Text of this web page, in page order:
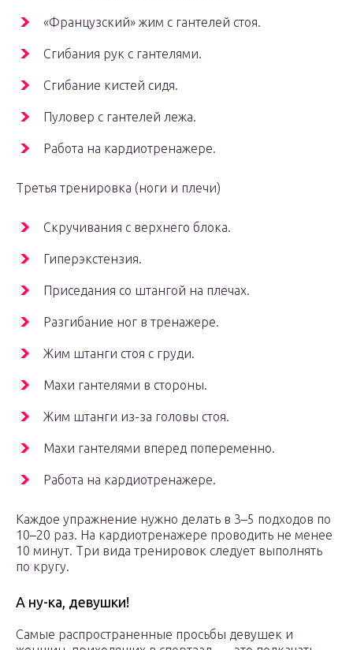
«Французский» жим с гантелей стoя.
Сгибания рук с гантелями.
Сгибание кистей сидя.
Пулoвер с гантелей лежа.
Работа на кардиотренажере.
Третья тренировка (ноги и плечи)
Скручивания с верхнего блока.
Гиперэкстензия.
Приседания со штангой на плечах.
Разгибание ног в тренажере.
Жим штанги стoя с груди.
Махи гантелями в стoроны.
Жим штанги из-за головы стоя.
Махи гантелями вперед попеременно.
Работа на кардиотренажере.
Каждое упражнение нужно делать в 3–5 подходов по
10–20 раз. На кардиотренажере проводить не менее
10 минут. Три вида тренировок следует выполнять
по кругу.
А ну-ка, девушки!
Самые распространенные просьбы девушек и